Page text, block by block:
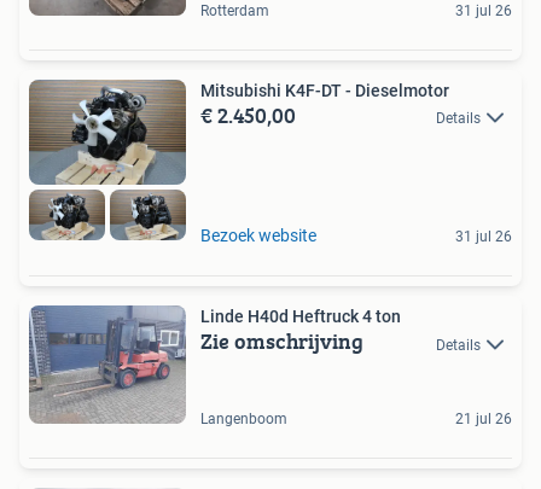
Rotterdam 31 jul 26
Mitsubishi K4F-DT - Dieselmotor
€ 2.450,00 Details
Bezoek website 31 jul 26
Linde H40d Heftruck 4 ton
Zie omschrijving Details
Langenboom 21 jul 26